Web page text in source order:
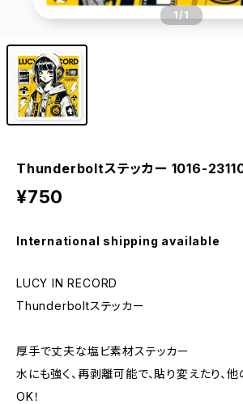
1 /1
Thunderboltステッカー 1016-
¥750
International shipping available
LUCY IN RECORD
Thunderboltステッカー
厚手で丈夫な塩ビ素材ステッカー
水にも強く、再剥離可能で、貼り変えたり、
OK！